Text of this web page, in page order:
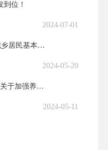
到位！
2024-07-01
安定区全面完成2024年城乡居民基本养老保险特殊困难群体首批代缴工作
2024-05-20
民政部相关负责人介绍《关于加强养老机构预收费监管的指导意见》有关情况
2024-05-11